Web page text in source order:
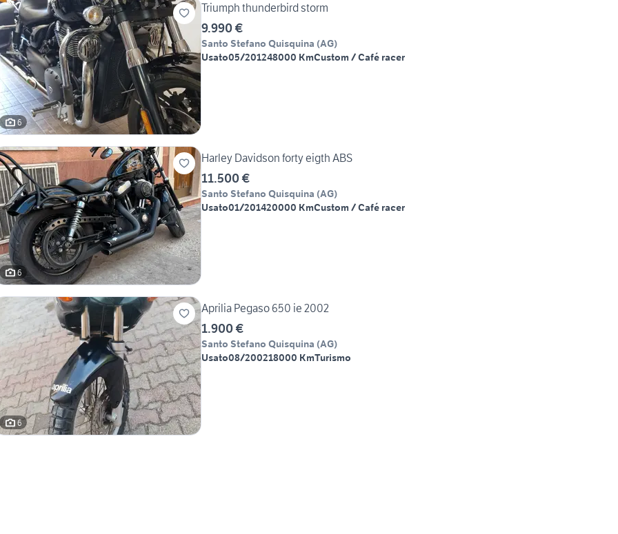
6
Triumph thunderbird storm
9.990 €
Santo Stefano Quisquina (AG)
Usato05/201248000 KmCustom / Café racer
6
Harley Davidson forty eigth ABS
11.500 €
Santo Stefano Quisquina (AG)
Usato01/201420000 KmCustom / Café racer
6
Aprilia Pegaso 650 ie 2002
1.900 €
Santo Stefano Quisquina (AG)
Usato08/200218000 KmTurismo